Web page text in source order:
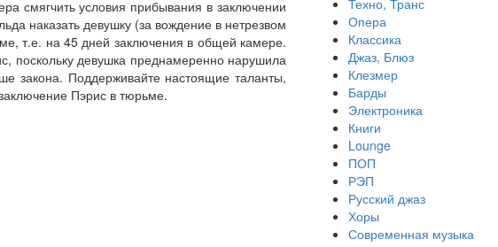
смягчить условия прибывания в заключении
наказать девушку (за вождение в нетрезвом
т.е. на 45 дней заключения в общей камере.
поскольку девушка преднамеренно нарушила
закона. Поддерживайте настоящие таланты,
Пэрис в тюрьме.
Техно, Транс
Опера
Классика
Джаз, Блюз
Клезмер
Барды
Электроника
Книги
Lounge
ПОП
РЭП
Русский джаз
Хоры
Современная музыка